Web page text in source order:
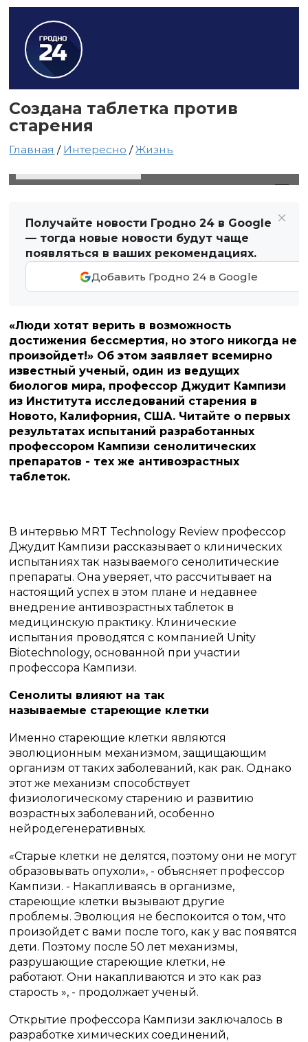
Создана таблетка против
старения
Главная / Интересно /Жизнь
Получайте новости Гродно 24 в Google
— тогда новые новости будут чаще
появляться в ваших рекомендациях.
Добавить Гродно 24 в Google
«Люди хотят верить в возможность
достижения бессмертия, но этого никогда не
произойдет!» Об этом заявляет всемирно
известный ученый, один из ведущих
биологов мира, профессор Джудит Кампизи
из Института исследований старения в
Новото, Калифорния, США. Читайте о первых
результатах испытаний разработанных
профессором Кампизи сенолитических
препаратов - тех же антивозрастных
таблеток.
В интервью MRT Technology Review профессор
Джудит Кампизи рассказывает о клинических
испытаниях так называемогосенолитические
препараты.Она уверяет, что рассчитывает на
настоящий успех в этом плане и недавнее
внедрение антивозрастных таблеток в
медицинскую практику. Клинические
испытания проводятся с компанией Unity
Biotechnology, основанной при участии
профессора Кампизи.
Сенолиты влияют на так
называемые стареющие клетки
Именно стареющие клетки являются
эволюционным механизмом, защищающим
организм от таких заболеваний, как рак.Однако
этот же механизм способствует
физиологическому старению и развитию
возрастных заболеваний, особенно
нейродегенеративных.
«Старые клетки не делятся, поэтому они не могут
образовывать опухоли», - объясняет профессор
Кампизи. - Накапливаясь в организме,
стареющие клетки вызывают другие
проблемы.Эволюция не беспокоится о том, что
произойдет с вами после того, как у вас появятся
дети. Поэтому после 50 лет механизмы,
разрушающие стареющие клетки, не
работают. Они накапливаются и это как раз
старость », - продолжает ученый.
Открытие профессора Кампизи заключалось в
разработке химических соединений,